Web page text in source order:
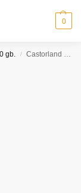
0
gb. / Castorland puzle Vasara laukos 60 gab